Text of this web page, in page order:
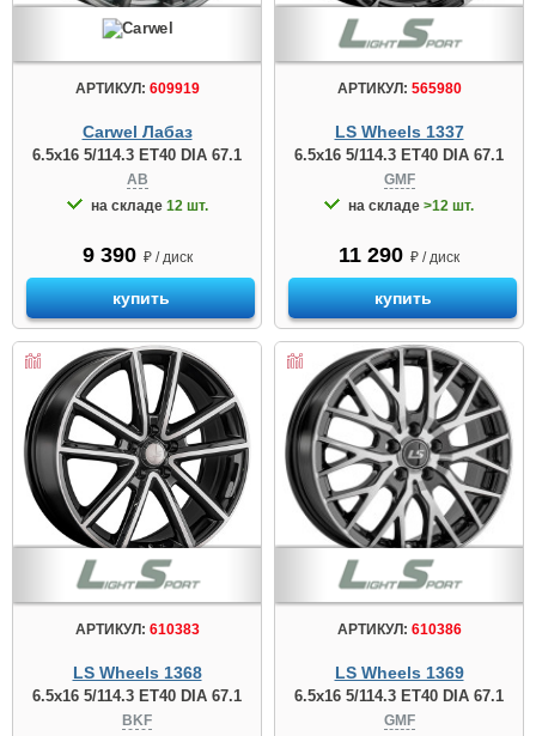
АРТИКУЛ: 609919
Carwel Лабаз
6.5x16 5/114.3 ET40 DIA 67.1
AB
на складе 12 шт.
9 390 ₽ / диск
купить
АРТИКУЛ: 565980
LS Wheels 1337
6.5x16 5/114.3 ET40 DIA 67.1
GMF
на складе >12 шт.
11 290 ₽ / диск
купить
АРТИКУЛ: 610383
LS Wheels 1368
6.5x16 5/114.3 ET40 DIA 67.1
BKF
АРТИКУЛ: 610386
LS Wheels 1369
6.5x16 5/114.3 ET40 DIA 67.1
GMF